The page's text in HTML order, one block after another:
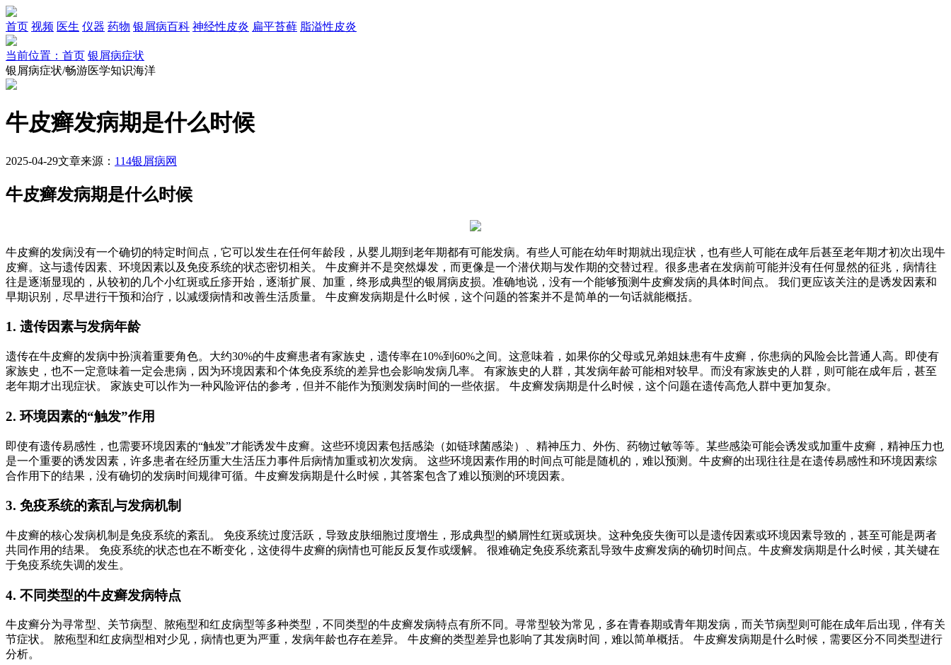
首页 视频 医生 仪器 药物 银屑病百科 神经性皮炎 扁平苔藓 脂溢性皮炎
当前位置：首页 银屑病症状
银屑病症状/畅游医学知识海洋
牛皮癣发病期是什么时候
2025-04-29文章来源： 114银屑病网
牛皮癣发病期是什么时候
牛皮癣的发病没有一个确切的特定时间点，它可以发生在任何年龄段，从婴儿期到老年期都有可能发病。有些人可能在幼年时期就出现症状，也有些人可能在成年后甚至老年期才初次出现牛
皮癣。这与遗传因素、环境因素以及免疫系统的状态密切相关。 牛皮癣并不是突然爆发，而更像是一个潜伏期与发作期的交替过程。很多患者在发病前可能并没有任何显然的征兆，病情往
往是逐渐显现的，从较初的几个小红斑或丘疹开始，逐渐扩展、加重，终形成典型的银屑病皮损。准确地说，没有一个能够预测牛皮癣发病的具体时间点。 我们更应该关注的是诱发因素和
早期识别，尽早进行干预和治疗，以减缓病情和改善生活质量。 牛皮癣发病期是什么时候，这个问题的答案并不是简单的一句话就能概括。
1. 遗传因素与发病年龄
遗传在牛皮癣的发病中扮演着重要角色。大约30%的牛皮癣患者有家族史，遗传率在10%到60%之间。这意味着，如果你的父母或兄弟姐妹患有牛皮癣，你患病的风险会比普通人高。即使有
家族史，也不一定意味着一定会患病，因为环境因素和个体免疫系统的差异也会影响发病几率。 有家族史的人群，其发病年龄可能相对较早。而没有家族史的人群，则可能在成年后，甚至
老年期才出现症状。 家族史可以作为一种风险评估的参考，但并不能作为预测发病时间的一些依据。 牛皮癣发病期是什么时候，这个问题在遗传高危人群中更加复杂。
2. 环境因素的“触发”作用
即使有遗传易感性，也需要环境因素的“触发”才能诱发牛皮癣。这些环境因素包括感染（如链球菌感染）、精神压力、外伤、药物过敏等等。某些感染可能会诱发或加重牛皮癣，精神压力也
是一个重要的诱发因素，许多患者在经历重大生活压力事件后病情加重或初次发病。 这些环境因素作用的时间点可能是随机的，难以预测。牛皮癣的出现往往是在遗传易感性和环境因素综
合作用下的结果，没有确切的发病时间规律可循。牛皮癣发病期是什么时候，其答案包含了难以预测的环境因素。
3. 免疫系统的紊乱与发病机制
牛皮癣的核心发病机制是免疫系统的紊乱。 免疫系统过度活跃，导致皮肤细胞过度增生，形成典型的鳞屑性红斑或斑块。这种免疫失衡可以是遗传因素或环境因素导致的，甚至可能是两者
共同作用的结果。 免疫系统的状态也在不断变化，这使得牛皮癣的病情也可能反反复作或缓解。 很难确定免疫系统紊乱导致牛皮癣发病的确切时间点。牛皮癣发病期是什么时候，其关键在
于免疫系统失调的发生。
4. 不同类型的牛皮癣发病特点
牛皮癣分为寻常型、关节病型、脓疱型和红皮病型等多种类型，不同类型的牛皮癣发病特点有所不同。寻常型较为常见，多在青春期或青年期发病，而关节病型则可能在成年后出现，伴有关
节症状。 脓疱型和红皮病型相对少见，病情也更为严重，发病年龄也存在差异。 牛皮癣的类型差异也影响了其发病时间，难以简单概括。 牛皮癣发病期是什么时候，需要区分不同类型进行
分析。